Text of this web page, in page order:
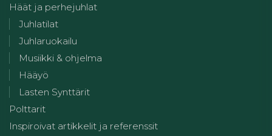
Häät ja perhejuhlat
Juhlatilat
Juhlaruokailu
Musiikki & ohjelma
Hääyö
Lasten Synttärit
Polttarit
Inspiroivat artikkelit ja referenssit